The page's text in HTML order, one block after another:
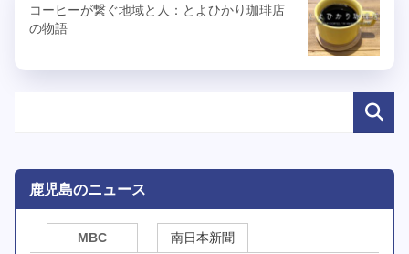
コーヒーが繋ぐ地域と人：とよひかり珈琲店
の物語
鹿児島のニュース
MBC 南日本新聞